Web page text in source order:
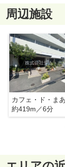
周辺施設
カフェ・ド・ま
約419m／6分